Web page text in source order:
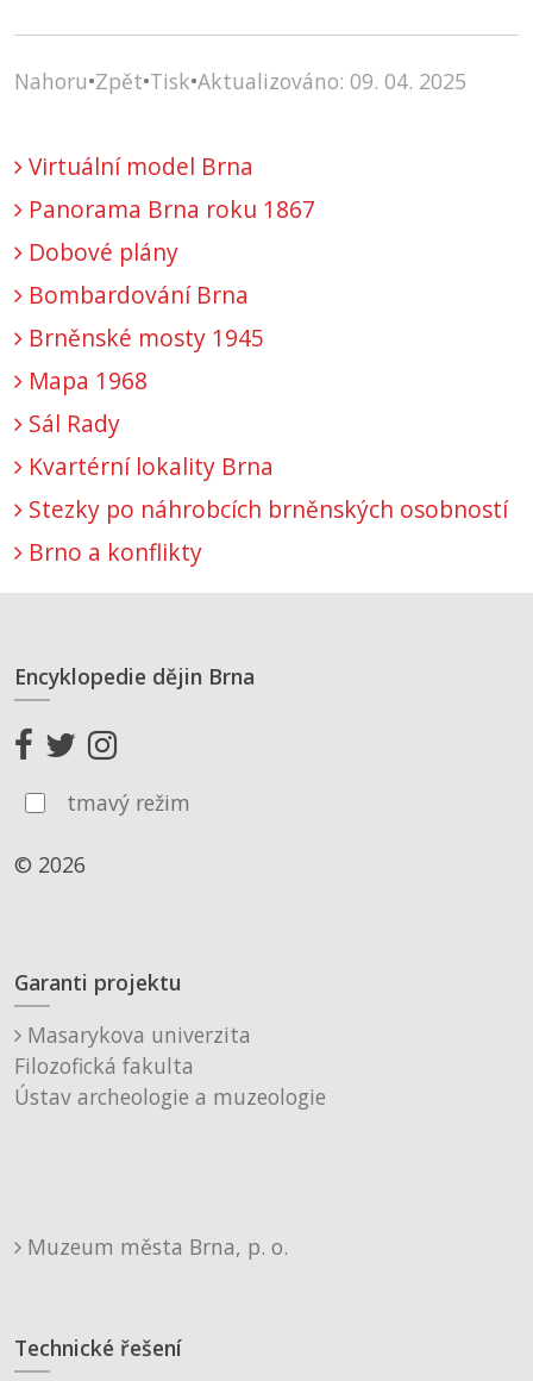
Nahoru•Zpět•Tisk•Aktualizováno: 09. 04. 2025
Virtuální model Brna
Panorama Brna roku 1867
Dobové plány
Bombardování Brna
Brněnské mosty 1945
Mapa 1968
Sál Rady
Kvartérní lokality Brna
Stezky po náhrobcích brněnských osobností
Brno a konflikty
Encyklopedie dějin Brna
tmavý režim
© 2026
Garanti projektu
Masarykova univerzita
Filozofická fakulta
Ústav archeologie a muzeologie
Muzeum města Brna, p. o.
Technické řešení